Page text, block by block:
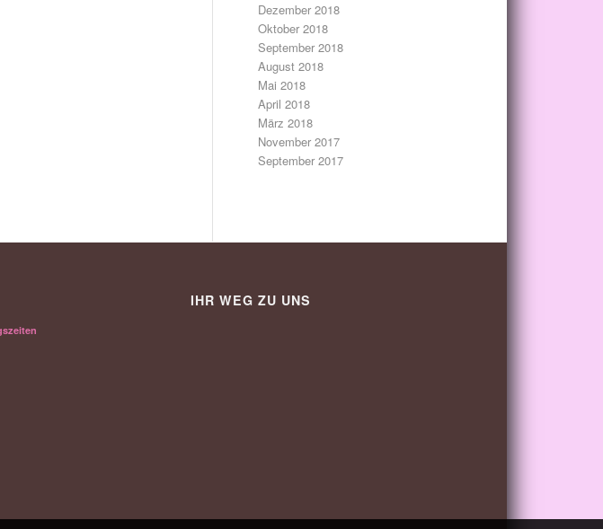
Dezember 2018
Oktober 2018
September 2018
August 2018
Mai 2018
April 2018
März 2018
November 2017
September 2017
IHR WEG ZU UNS